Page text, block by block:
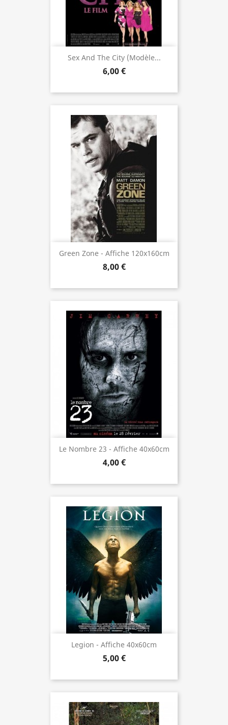
Sex And The City (modèle...
6,00 €
Green Zone - Affiche 120x160cm
8,00 €
Le Nombre 23 - Affiche 40x60cm
4,00 €
Legion - Affiche 40x60cm
5,00 €